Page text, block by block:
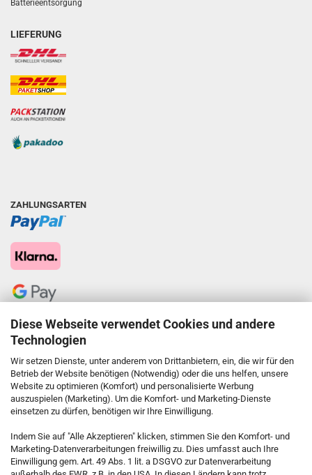
Diese Webseite verwendet Cookies und andere
Technologien
Wir setzen Dienste, unter anderem von Drittanbietern, ein, die wir für den
Betrieb der Website benötigen (Notwendig) oder die uns helfen, unsere
Website zu optimieren (Komfort) und personalisierte Werbung
auszuspielen (Marketing). Um die Komfort- und Marketing-Dienste
einsetzen zu dürfen, benötigen wir Ihre Einwilligung.
Indem Sie auf "Alle Akzeptieren" klicken, stimmen Sie den Komfort- und
Marketing-Datenverarbeitungen freiwillig zu. Dies umfasst auch Ihre
Einwilligung gem. Art. 49 Abs. 1 lit. a DSGVO zur Datenverarbeitung
Batterieentsorgung
LIEFERUNG
ZAHLUNGSARTEN
KONTAKT
Kostenfreie Service-Hotline